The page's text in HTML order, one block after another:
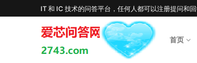
IT 和 IC 技术的问答平台，任何人都可以注册提问和
首页